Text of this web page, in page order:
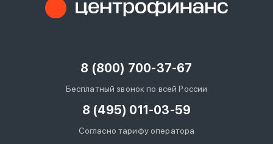
8 (800) 700-37-67
Бесплатный звонок по всей России
8 (495) 011-03-59
Согласно тарифу оператора
Войти под другим номером